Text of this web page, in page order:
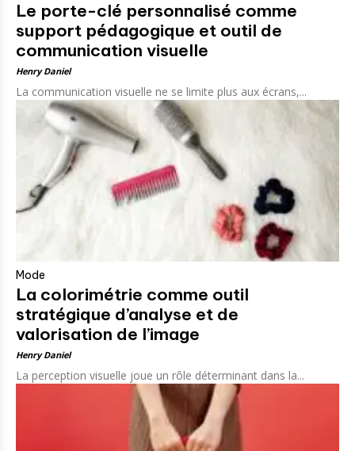
Le porte-clé personnalisé comme
support pédagogique et outil de
communication visuelle
Henry Daniel
La communication visuelle ne se limite plus aux écrans,...
Mode
La colorimétrie comme outil
stratégique d’analyse et de
valorisation de l’image
Henry Daniel
La perception visuelle joue un rôle déterminant dans la...